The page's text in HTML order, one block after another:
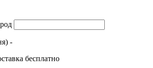
-
бесплатно